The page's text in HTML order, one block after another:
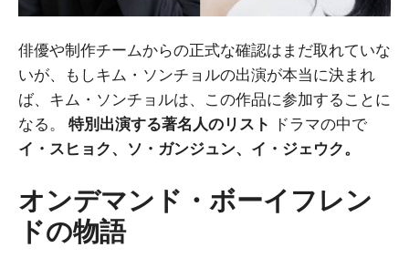
俳優や制作チームからの正式な確認はまだ取れていな
いが、もしキム・ソンチョルの出演が本当に決まれ
ば、キム・ソンチョルは、この作品に参加することに
なる。 特別出演する著名人のリスト
ドラマの中で
イ・スヒョク、ソ・ガンジュン、イ・ジェウク。
オンデマンド・ボーイフレン
ドの物語